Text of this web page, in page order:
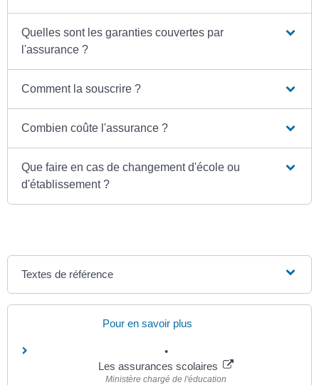
Quelles sont les garanties couvertes par
l'assurance ?
Comment la souscrire ?
Combien coûte l'assurance ?
Que faire en cas de changement d'école ou
d'établissement ?
Textes de référence
Pour en savoir plus
Les assurances scolaires
Ministère chargé de l'éducation